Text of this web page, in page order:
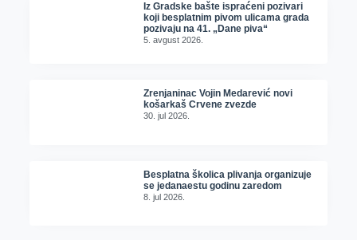
Iz Gradske bašte ispraćeni pozivari
koji besplatnim pivom ulicama grada
pozivaju na 41. „Dane piva“
5. avgust 2026.
Zrenjaninac Vojin Medarević novi
košarkaš Crvene zvezde
30. jul 2026.
Besplatna školica plivanja organizuje
se jedanaestu godinu zaredom
8. jul 2026.